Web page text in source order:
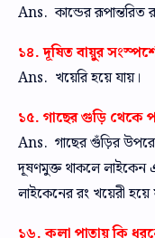
Ans. কান্ডের রূপান্তরিত
১৪. দূষিত বায়ুর
Ans. খয়েরি হয়ে যায়।
১৫. গাছের গুড়ি থেকে
Ans. গাছের গুঁড়ির
দূষণমুক্ত থাকলে লাইকেন
লাইকেনের রং খয়েরী হয়ে